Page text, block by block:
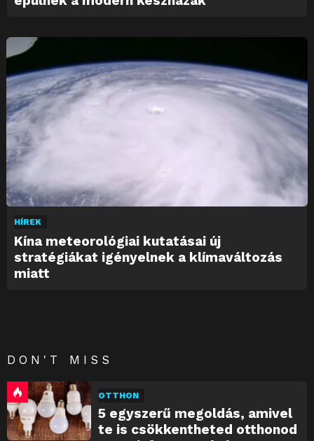
HÍREK
Kína meteorológiai kutatásai új
stratégiákat igényelnek a klímaváltozás
miatt
DON'T MISS
OTTHON
5 egyszerű megoldás, amivel
te is csökkentheted otthonod